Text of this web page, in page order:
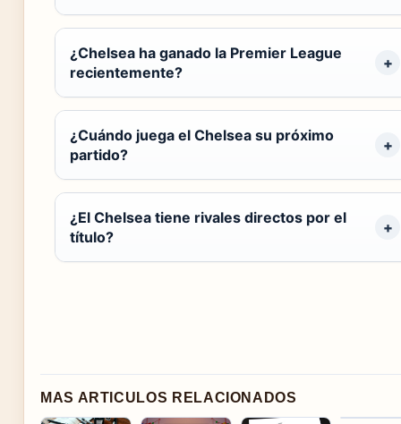
¿Chelsea ha ganado la Premier League
recientemente?
¿Cuándo juega el Chelsea su próximo
partido?
¿El Chelsea tiene rivales directos por el
título?
MAS ARTICULOS RELACIONADOS